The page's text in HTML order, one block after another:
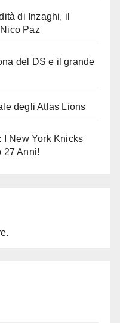
di Inzaghi, il
Paz
del DS e il grande
degli Atlas Lions
I New York Knicks
27 Anni!